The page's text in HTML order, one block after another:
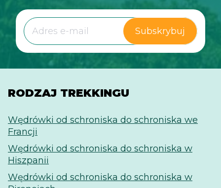
Subskrybuj
RODZAJ TREKKINGU
Wędrówki od schroniska do schroniska we
Francji
Wędrówki od schroniska do schroniska w
Hiszpanii
Wędrówki od schroniska do schroniska w